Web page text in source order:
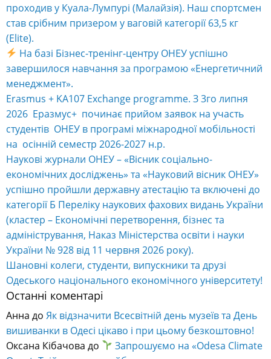
проходив у Куала-Лумпурі (Малайзія). Наш спортсмен
став срібним призером у ваговій категорії 63,5 кг
(Elite).
На базі Бізнес-тренінг-центру ОНЕУ успішно
завершилося навчання за програмою «Енергетичний
менеджмент».
Erasmus + KA107 Exchange programme. З 3го липня
2026 Еразмус+ починає прийом заявок на участь
студентів ОНЕУ в програмі міжнародної мобільності
на осінній семестр 2026-2027 н.р.
Наукові журнали ОНЕУ – «Вісник соціально-
економічних досліджень» та «Науковий вісник ОНЕУ»
успішно пройшли державну атестацію та включені до
категорії Б Переліку наукових фахових видань України
(кластер – Економічні перетворення, бізнес та
адміністрування, Наказ Міністерства освіти і науки
України № 928 від 11 червня 2026 року).
Шановні колеги, студенти, випускники та друзі
Одеського національного економічного університету!
Останні коментарі
Анна до Як відзначити Всесвітній день музеїв та День
вишиванки в Одесі цікаво і при цьому безкоштовно!
Оксана Кібачова до
Запрошуємо на «Odesa Climate